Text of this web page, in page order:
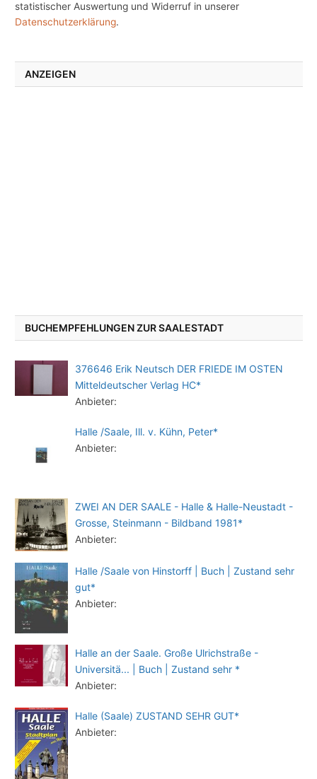
statistischer Auswertung und Widerruf in unserer
Datenschutzerklärung.
ANZEIGEN
BUCHEMPFEHLUNGEN ZUR SAALESTADT
376646 Erik Neutsch DER FRIEDE IM OSTEN
Mitteldeutscher Verlag HC*
Anbieter:
Halle /Saale, Ill. v. Kühn, Peter*
Anbieter:
ZWEI AN DER SAALE - Halle & Halle-Neustadt -
Grosse, Steinmann - Bildband 1981*
Anbieter:
Halle /Saale von Hinstorff | Buch | Zustand sehr
gut*
Anbieter:
Halle an der Saale. Große Ulrichstraße -
Universitä... | Buch | Zustand sehr *
Anbieter:
Halle (Saale) ZUSTAND SEHR GUT*
Anbieter: